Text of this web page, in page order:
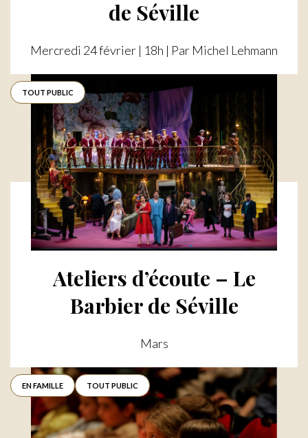
de Séville
Mercredi 24 février | 18h | Par Michel Lehmann
TOUT PUBLIC
Ateliers d’écoute – Le
Barbier de Séville
Mars
EN FAMILLE TOUT PUBLIC